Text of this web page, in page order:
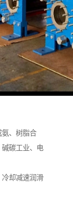
氨、树脂合
碳工业、电
却减速润滑